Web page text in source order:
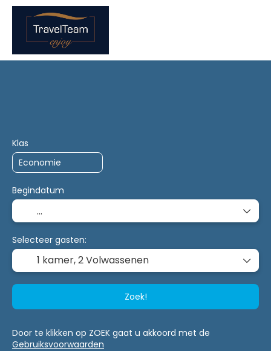
Klas
Begindatum
Selecteer gasten:
1 kamer,2 Volwassenen
Zoek!
Door te klikken op ZOEK gaat u akkoord met de
Gebruiksvoorwaarden